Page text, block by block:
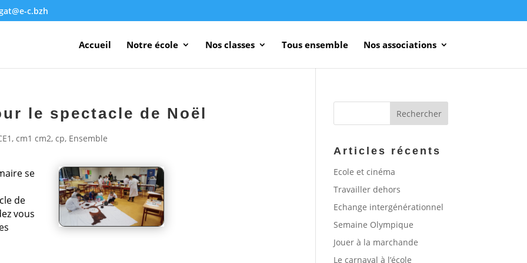
c.bzh
Accueil Notre école Nos classes Tous ensemble Nos associations
le spectacle de Noël
,cm1 cm2,cp, Ensemble
se
de
vous
Articles récents
Ecole et cinéma
Travailler dehors
Echange intergénérationnel
Semaine Olympique
Jouer à la marchande
Le carnaval à l’école